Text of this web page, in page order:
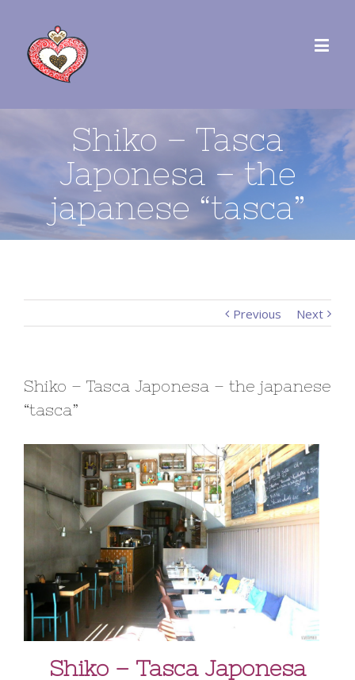
Shiko – Tasca
Japonesa – the
japanese “tasca”
Previous Next
Shiko – Tasca Japonesa – the japanese
“tasca”
Shiko – Tasca Japonesa